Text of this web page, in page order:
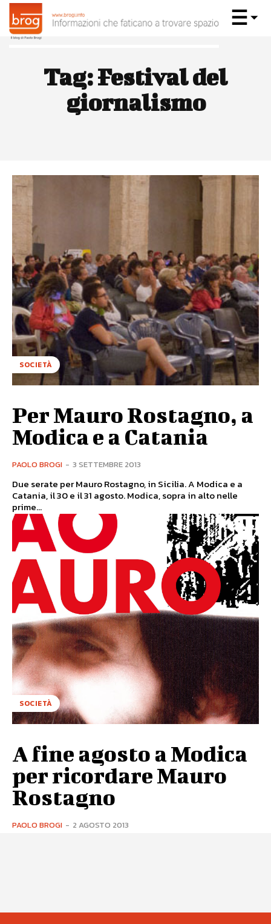
Tag:Festival del
giornalismo
SOCIETÀ
Per Mauro Rostagno, a
Modica e a Catania
PAOLO BROGI - 3 SETTEMBRE 2013
Due serate per Mauro Rostagno, in Sicilia. A Modica e a
Catania, il 30 e il 31 agosto. Modica, sopra in alto nelle
prime...
SOCIETÀ
A fine agosto a Modica
per ricordare Mauro
Rostagno
PAOLO BROGI - 2 AGOSTO 2013